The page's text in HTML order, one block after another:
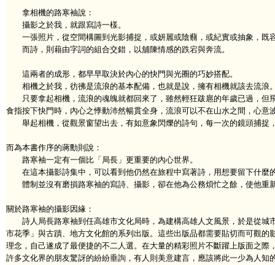
拿相機的路寒袖說：
攝影之於我，就跟寫詩一樣。
一張照片，從空間構圖到光影捕捉，或妍麗或陰蘙，或紀實或抽象，既
而詩，則藉由字詞的組合交錯，以舖陳情感的跌宕與奔流。
這兩者的成形，都早早取決於內心的快門與光圈的巧妙搭配。
相機之於我，彷彿是流浪的基本配備，也就是說，擁有相機就該去流浪
只要拿起相機，流浪的魂魄就都回來了，雖然輕狂跋扈的年歲已過，但
食指按下快門時，內心之悸動沛然暢貫全身，流浪可以不在山水之間，心意
舉起相機，從觀景窗望出去，有如意象閃爍的詩句，每一次的鏡頭捕捉
而為本書作序的蔣勳則說：
路寒袖一定有一個比「局長」更重要的內心世界。
在這本攝影詩集中，可以看到他仍然在旅程中寫著詩，用想要留下什
體制並沒有磨損路寒袖的寫詩、攝影，卻在他為公務煩忙之餘，使他重
關於路寒袖的攝影因緣：
詩人局長路寒袖到任高雄市文化局時，為建構高雄人文風景，於是從城
市花季」與古蹟、地方文化館的系列出版。這些出版品都需要貼切而可觀
理念，自己遂成了最便捷的不二人選。在大量的精彩照片不斷躍上版面之
許多文化界的朋友驚訝的紛紛垂詢，有人則美意建言，應該將此一少為人